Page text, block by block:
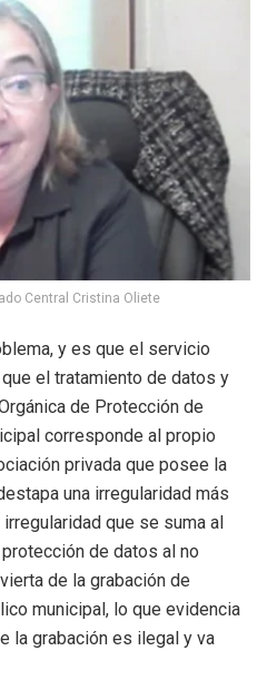
Central Cristina Oliete
y es que el servicio
el tratamiento de datos y
de Protección de
corresponde al propio
privada que posee la
una irregularidad más
que se suma al
de datos al no
de la grabación de
municipal, lo que evidencia
la grabación es ilegal y va